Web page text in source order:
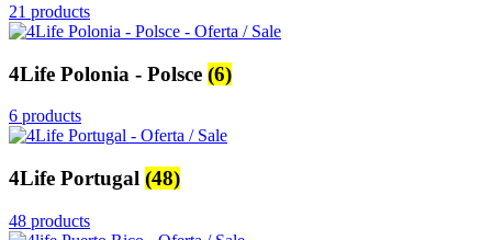
21 products
4Life Polonia - Polsce (6)
6 products
4Life Portugal (48)
48 products